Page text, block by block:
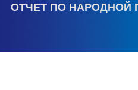
ОТЧЕТ ПО НАРОДНОЙ